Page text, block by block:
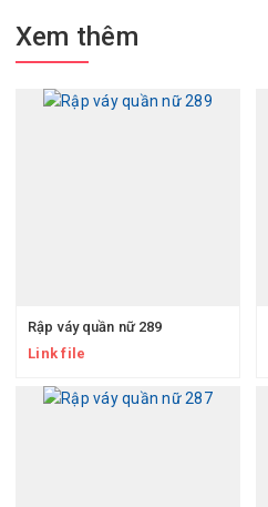
Xem thêm
Rập váy quần nữ 289
Link file